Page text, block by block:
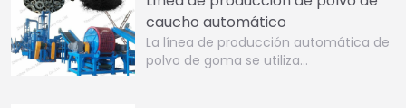
caucho automático
La línea de producción automática de
polvo de goma se utiliza…